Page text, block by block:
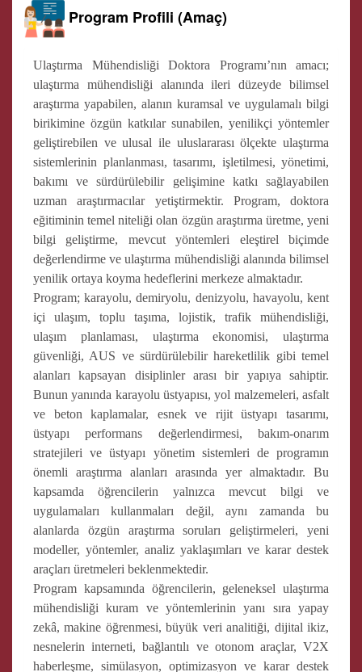
Program Profili (Amaç)
Ulaştırma Mühendisliği Doktora Programı’nın amacı;
ulaştırma mühendisliği alanında ileri düzeyde bilimsel
araştırma yapabilen, alanın kuramsal ve uygulamalı bilgi
birikimine özgün katkılar sunabilen, yenilikçi yöntemler
geliştirebilen ve ulusal ile uluslararası ölçekte ulaştırma
sistemlerinin planlanması, tasarımı, işletilmesi, yönetimi,
bakımı ve sürdürülebilir gelişimine katkı sağlayabilen
uzman araştırmacılar yetiştirmektir. Program, doktora
eğitiminin temel niteliği olan özgün araştırma üretme, yeni
bilgi geliştirme, mevcut yöntemleri eleştirel biçimde
değerlendirme ve ulaştırma mühendisliği alanında bilimsel
yenilik ortaya koyma hedeflerini merkeze almaktadır.
Program; karayolu, demiryolu, denizyolu, havayolu, kent
içi ulaşım, toplu taşıma, lojistik, trafik mühendisliği,
ulaşım planlaması, ulaştırma ekonomisi, ulaştırma
güvenliği, AUS ve sürdürülebilir hareketlilik gibi temel
alanları kapsayan disiplinler arası bir yapıya sahiptir.
Bunun yanında karayolu üstyapısı, yol malzemeleri, asfalt
ve beton kaplamalar, esnek ve rijit üstyapı tasarımı,
üstyapı performans değerlendirmesi, bakım-onarım
stratejileri ve üstyapı yönetim sistemleri de programın
önemli araştırma alanları arasında yer almaktadır. Bu
kapsamda öğrencilerin yalnızca mevcut bilgi ve
uygulamaları kullanmaları değil, aynı zamanda bu
alanlarda özgün araştırma soruları geliştirmeleri, yeni
modeller, yöntemler, analiz yaklaşımları ve karar destek
araçları üretmeleri beklenmektedir.
Program kapsamında öğrencilerin, geleneksel ulaştırma
mühendisliği kuram ve yöntemlerinin yanı sıra yapay
zekâ, makine öğrenmesi, büyük veri analitiği, dijital ikiz,
nesnelerin interneti, bağlantılı ve otonom araçlar, V2X
haberleşme, simülasyon, optimizasyon ve karar destek